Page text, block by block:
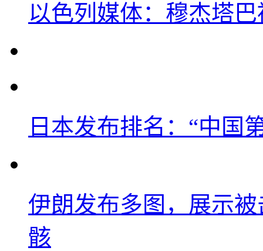
以色列媒体：穆杰塔
日本发布排名：“中国
伊朗发布多图，展示
骸